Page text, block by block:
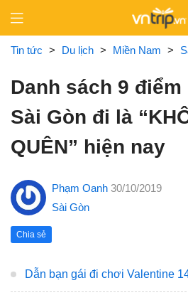
content
Tin tức > Du lịch > Miền Nam >
Danh sách 9
Sài Gòn đi là
QUÊN” hiện nay
Phạm Oanh 30/10/2019
Sài Gòn
Chia sẻ
Dẫn bạn gái đi chơi Valentine